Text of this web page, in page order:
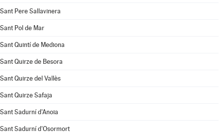
Sant Pere Sallavinera
Sant Pol de Mar
Sant Quintí de Mediona
Sant Quirze de Besora
Sant Quirze del Vallès
Sant Quirze Safaja
Sant Sadurní d'Anoia
Sant Sadurní d'Osormort